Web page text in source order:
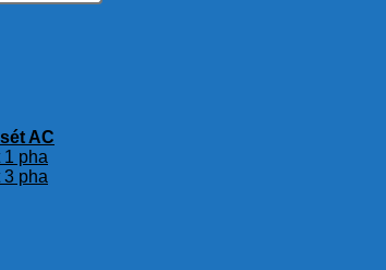
AC
1 pha
3 pha